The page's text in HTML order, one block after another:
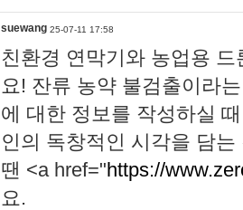
suewang 25-07-11 17:58
친환경 연막기와 농업용
요! 잔류 농약 불검출이라
에 대한 정보를 작성하실
인의 독창적인 시각을 담
땐 <a href="https://
요.